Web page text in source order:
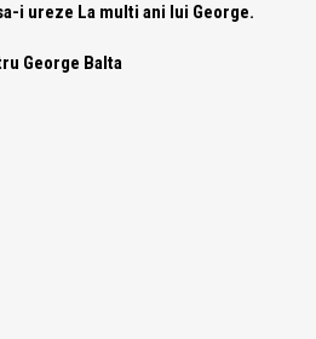
i ureze La multi ani lui George.
George Balta